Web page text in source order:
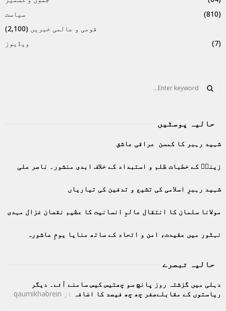
سیاست
(810)
قومی و عالمی خبریں (2,100)
ویڈیوز
(7)
f
r
E
A
R
C
H
حالیہ پوسٹیں
شہید رہبر کا کمسن عراقی عاشق
زینبؑ کے خطبات ظلم و استبداد کے خلاف ابدی منشور۔ ناصر علی
شہید رہبرِ اسلامی کی تشیع و تدفین کی تیاریاں
مولانا سلمان کا انتقال عالمِ انسانیت کا عظیم نقصان غزال مہدی
نہٹور میں عقیدت، امن و اتحاد کے ساتھ منایا یومِ عاشورہ
حالیہ تبصرے
دہلی میں گزشتہ روز پانچ سو چھتیس کیس سامنے آئے۔ دیگر
ریاستوں کے مقابلےصفر چھ چھ فیصد کا اضافہ از qaumikhabrein